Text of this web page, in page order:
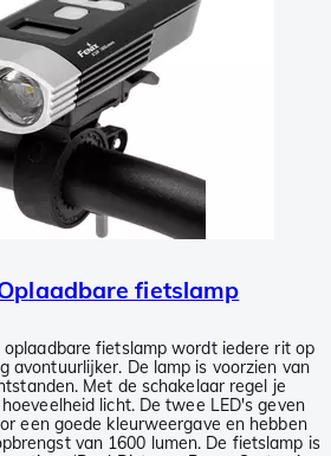
fietslamp
oplaadbare fietslamp wordt iedere rit op
avontuurlijker. De lamp is voorzien van
Met de schakelaar regel je
licht. De twee LED's geven
een goede kleurweergave en hebben
van 1600 lumen. De fietslamp is